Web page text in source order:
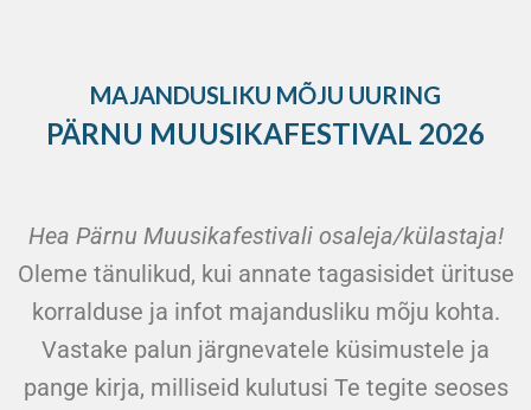
MAJANDUSLIKU MÕJU UURING
PÄRNU MUUSIKAFESTIVAL 2026
Hea Pärnu Muusikafestivali osaleja/külastaja!
Oleme tänulikud, kui annate tagasisidet ürituse
korralduse ja infot majandusliku mõju kohta.
Vastake palun järgnevatele küsimustele ja
pange kirja, milliseid kulutusi Te tegite seoses